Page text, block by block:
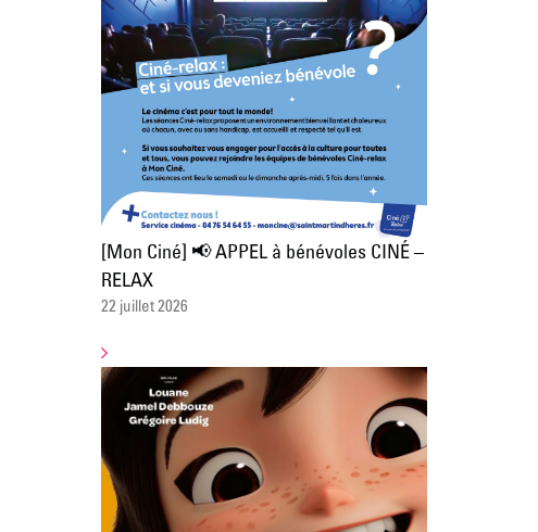
[Mon Ciné] 📢 APPEL à bénévoles CINÉ –
RELAX
22 juillet 2026